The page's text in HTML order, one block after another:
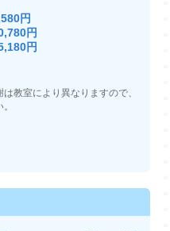
円
円
円
教室により異なりますので、